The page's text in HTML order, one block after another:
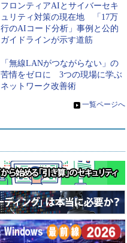
フロンティアAIとサイバーセキ
ュリティ対策の現在地 「17万
行のAIコード分析」事例と公的
ガイドラインが示す道筋
「無線LANがつながらない」の
苦情をゼロに 3つの現場に学ぶ
ネットワーク改善術
» 一覧ページへ